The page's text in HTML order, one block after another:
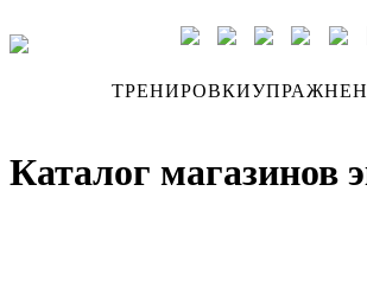
ТРЕНИРОВКИ
Каталог магазинов